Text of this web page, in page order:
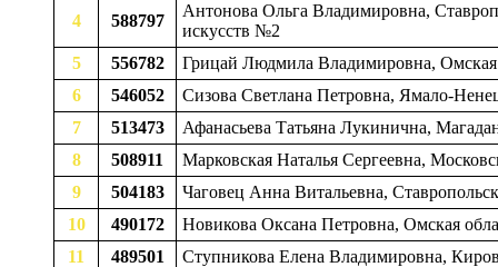
4 588797
Антонова Ольга Владимировна,
искусств №2
5
556782
Грицай Людмила Владимировна, Омская
6
546052
Сизова Светлана Петровна, Ямало-
7
513473
Афанасьева Татьяна Лукинична,
8
508911
Марковская Наталья Сергеевна,
9
504183
Чаговец Анна Витальевна,
10
490172
Новикова Оксана Петровна, Омская
11
489501
Ступникова Елена Владимировна,